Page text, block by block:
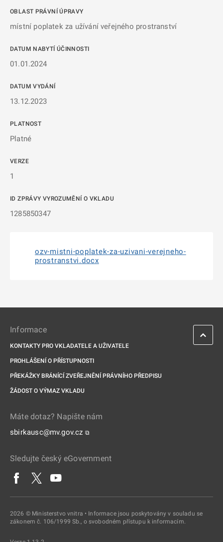
OBLAST PRÁVNÍ ÚPRAVY
místní poplatek za užívání veřejného prostranství
DATUM NABYTÍ ÚČINNOSTI
01.01.2024
DATUM VYDÁNÍ
13.12.2023
PLATNOST
Platné
VERZE
1
ID ZPRÁVY VYROZUMĚNÍ O VKLADU
1285850347
ozv-mistni-poplatek-za-uzivani-verejneho-
prostranstvi.docx
Informace
KONTAKTY PRO VKLADATELE A UŽIVATELE
PROHLÁŠENÍ O PŘÍSTUPNOSTI
PŘEKÁŽKY BRÁNÍCÍ ZVEŘEJNĚNÍ PRÁVNÍHO PŘEDPISU
ŽÁDOST O VÝMAZ VKLADU
Máte dotaz? Napište nám
sbirkausc@mv.gov.cz ⧉
Sledujte český eGovernment
2026 © Ministerstvo vnitra • Informace jsou poskytovány v souladu se
zákonem č. 106/1999 Sb., o svobodném přístupu k informacím.